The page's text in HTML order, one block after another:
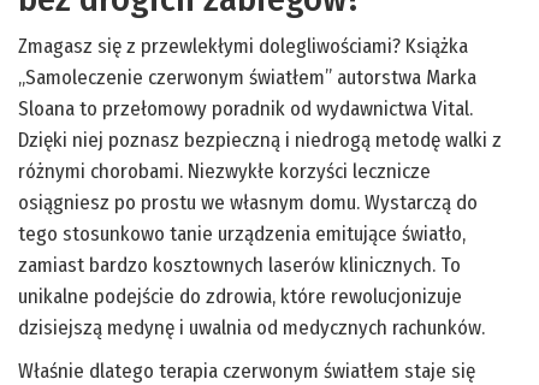
Zmagasz się z przewlekłymi dolegliwościami? Książka
„Samoleczenie czerwonym światłem” autorstwa Marka
Sloana to przełomowy poradnik od wydawnictwa Vital.
Dzięki niej poznasz bezpieczną i niedrogą metodę walki z
różnymi chorobami. Niezwykłe korzyści lecznicze
osiągniesz po prostu we własnym domu. Wystarczą do
tego stosunkowo tanie urządzenia emitujące światło,
zamiast bardzo kosztownych laserów klinicznych. To
unikalne podejście do zdrowia, które rewolucjonizuje
dzisiejszą medynę i uwalnia od medycznych rachunków.
Właśnie dlatego terapia czerwonym światłem staje się